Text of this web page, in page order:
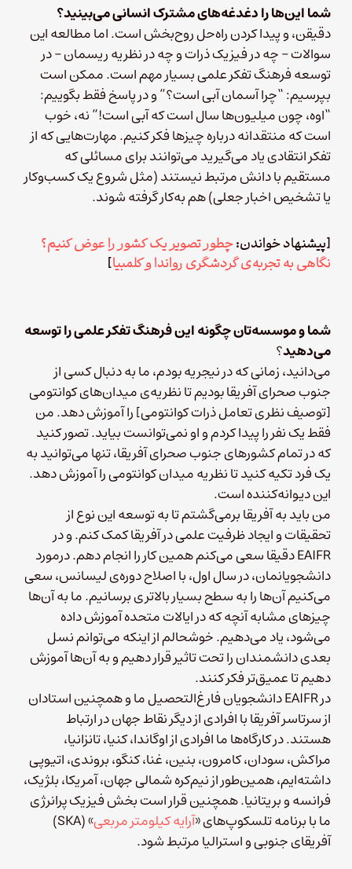
شما این‌ها را دغدغه‌های مشترک انسانی می‌بینید؟
دقیقن، و پیدا کردن راه‌حل روح‌بخش است. اما مطالعه این
سوالات – چه در فیزیک ذرات و چه در نظریه ریسمان – در
توسعه فرهنگ تفکر علمی بسیار مهم است. ممکن است
بپرسیم: “‌چرا آسمان آبی است؟” و در پاسخ فقط بگوییم:
“اوه، چون میلیون‌ها سال است که آبی است!” نه، خوب
است که منتقدانه درباره چیزها فکر کنیم. مهارت‌هایی که از
تفکر انتقادی یاد می‌گیرید می‌توانند برای مسائلی که
مستقیم با دانش مرتبط نیستند (مثل شروع یک کسب‌وکار
یا تشخیص اخبار جعلی) هم به‌کار گرفته شوند.
[پیشنهاد خواندن:چطور تصویر یک کشور را عوض کنیم؟
نگاهی به تجربه‌ی گردشگری رواندا و کلمبیا]
شما و موسسه‌تان چگونه این فرهنگ تفکر علمی را توسعه
می‌دهید؟
می‌دانید، زمانی که در نیجریه بودم، ما به دنبال کسی از
جنوب صحرای آفریقا بودیم تا نظریه‌ی میدان‌های کوانتومی
[توصیف نظری تعامل ذرات کوانتومی] را آموزش دهد. من
فقط یک نفر را پیدا کردم و او نمی‌توانست بیاید. تصور کنید
که در تمام کشورهای جنوب صحرای آفریقا، تنها می‌توانید به
یک فرد تکیه کنید تا نظریه میدان کوانتومی را آموزش دهد.
این دیوانه‌کننده است.
من باید به آفریقا برمی‌گشتم تا به توسعه این نوع از
تحقیقات و ایجاد ظرفیت علمی در آفریقا کمک کنم. و در
EAIFR دقیقا سعی می‌کنم همین کار را انجام دهم. درمورد
دانشجویانمان، در سال اول، با اصلاح دوره‌ی لیسانس، سعی
می‌کنیم آن‌ها را به سطح بسیار بالاتری برسانیم. ما به آن‌ها
چیزهای مشابه آنچه که در ایالات‌ متحده آموزش داده
می‌شود، یاد می‌دهیم. خوشحالم از اینکه می‌توانم نسل
بعدی دانشمندان را تحت‌ تاثیر قرار دهیم و به آن‌ها آموزش
دهیم تا عمیق‌تر فکر کنند.
در EAIFR دانشجویان فارغ‌التحصیل ما و همچنین استادان
از سرتاسر آفریقا با افرادی از دیگر نقاط جهان در ارتباط‌
هستند. در کارگاه‌ها ما افرادی از اوگاندا، کنیا، تانزانیا،
مراکش، سودان، کامرون، بنین، غنا، کنگو، بروندی، اتیوپی
داشته‌ایم، همین‌طور از نیم‌کره شمالی جهان، آمریکا، بلژیک،
فرانسه و بریتانیا. همچنین قرار است بخش فیزیک پرانرژی
ما با برنامه تلسکوپ‌های «آرایه‌ کیلومتر مربعی
» (SKA)
آفریقای جنوبی و استرالیا مرتبط شود.